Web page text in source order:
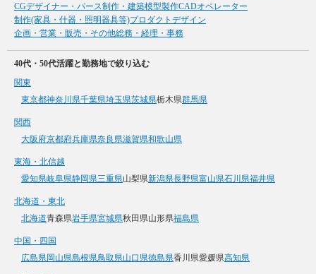
CGデザイナー・パース制作・建築模型製作CADオペレーター
制作(家具・什器・照明器具等)プロダクトデザイン
企画・営業・販売・その他総務・経理・事務
40代・50代活躍と勤務地で絞り込む
関東
東京都神奈川県千葉県埼玉県茨城県栃木県群馬県
関西
大阪府京都府兵庫県奈良県滋賀県和歌山県
東海・北信越
愛知県岐阜県静岡県三重県山梨県新潟県長野県富山県石川県福井県
北海道・東北
北海道青森県岩手県宮城県秋田県山形県福島県
中国・四国
広島県岡山県島根県鳥取県山口県徳島県香川県愛媛県高知県